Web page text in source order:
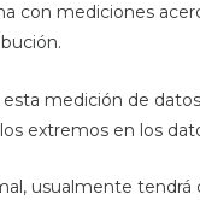
con mediciones
medición de
extremos en los
usualmente tendrá